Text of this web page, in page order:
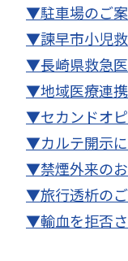
▼駐車場のご
▼諫早市小児
▼長崎県救急
▼地域医療連携
▼セカンドオ
▼カルテ開示
▼禁煙外来の
▼旅行透析の
▼輸血を拒否